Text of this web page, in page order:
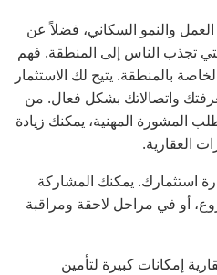
والنمو السكاني، فضلاً عن
تجذب الناس إلى المنطقة. فهم
بالمنطقة. يتيح لك الاستثمار
واتصالاتك بشكل فعال. من
المشورة المهنية، يمكنك زيادة
العقارية.
استثمارك. يمكنك المشاركة
أو في مراحل لاحقة ومراقبة
إمكانات كبيرة لتأمين